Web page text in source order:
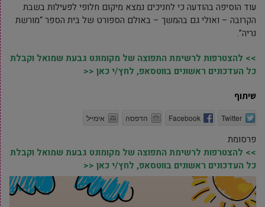
עוד הוסיפה בהודעה כי לחניכים נמצא מיקום חלופי לפעילות בשבת
הקרובה – ואולי גם בהמשך – באולם הספורט של בית הספר “מורשת
נריה”.
>> להצטרפות לרשימת התפוצה של מקומונט גבעת שמואל וקבלת
כל העדכונים ראשונים בווטסאפ, לחץ/י כאן <<
שיתוף
Twitter
Facebook הדפסה אימייל
פרסומת
>> להצטרפות לרשימת התפוצה של מקומונט גבעת שמואל וקבלת
כל העדכונים ראשונים בווטסאפ, לחץ/י כאן <<